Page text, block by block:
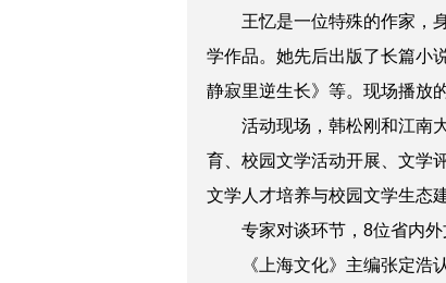
王忆是一位特殊的作家，
学作品。她先后出版了长篇小
静寂里逆生长》等。现场播放
活动现场， 韩松刚 和江南
育、校园文学活动开展、文学
文学人才培养与校园文学生态建
专家对谈环节，8位省内
《上海文化》 主编张定浩